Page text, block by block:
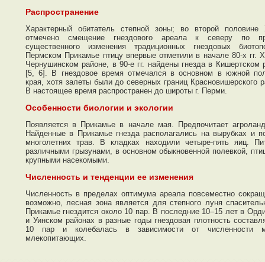
Распространение
Характерный обитатель степной зоны; во второй
отмечено смещение гнездового ареала к северу по
существенного изменения традиционных гнездовых
Пермском Прикамье птицу впервые отметили в начале 80-х гг.
Чернушинском районе, в 90-е гг. найдены гнезда в Кишертском
[5, 6]. В гнездовое время отмечался в основном в южной
края, хотя залеты были до северных границ Красновишерского
В настоящее время распространен до широты г. Перми.
Особенности биологии и экологии
Появляется в Прикамье в начале мая. Предпочитает
Найденные в Прикамье гнезда располагались на вырубках и
многолетних трав. В кладках находили четыре-пять яиц.
различными грызунами, в основном обыкновенной полевкой,
крупными насекомыми.
Численность и тенденции ее изменения
Численность в пределах оптимума ареала повсеместно
возможно, лесная зона является для степного луня
Прикамье гнездится около 10 пар. В последние 10–15 лет в
и Уинском районах в разные годы гнездовая плотность
10 пар и колебалась в зависимости от численности
млекопитающих.